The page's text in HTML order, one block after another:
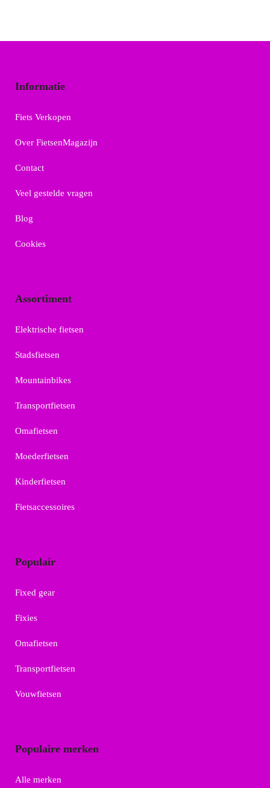
Informatie
Fiets Verkopen
Over FietsenMagazijn
Contact
Veel gestelde vragen
Blog
Cookies
Assortiment
Elektrische fietsen
Stadsfietsen
Mountainbikes
Transportfietsen
Omafietsen
Moederfietsen
Kinderfietsen
Fietsaccessoires
Populair
Fixed gear
Fixies
Omafietsen
Transportfietsen
Vouwfietsen
Populaire merken
Alle merken